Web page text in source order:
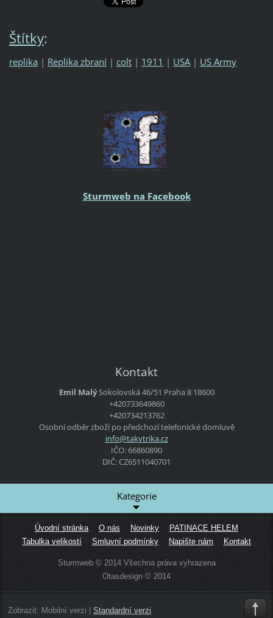
Štítky:
replika | Replika zbraní | colt | 1911 | USA | US Army
Sturmweb na Facebook
Kontakt
Emil MalýSokolovská 46/51 Praha 818600
+420733649860
+420734213762
Osobní odběr zboží po předchozí telefonické domluvě
info@takytrika.cz
IČO: 66860890
DIČ: CZ6511040701
Kategorie
Úvodní stránka O nás Novinky
PATINACE HELEM
Tabulka velikostí
Smluvní podmínky Napište nám Kontakt
Sturmweb © 2014 Všechna práva vyhrazena
Otasdesign © 2014
Zobrazit: Mobilní verzi | Standardní verzi